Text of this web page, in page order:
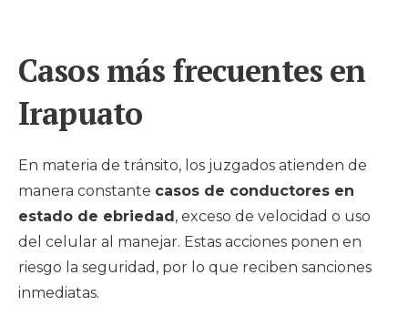
Casos más frecuentes en
Irapuato
En materia de tránsito, los juzgados atienden de
manera constante casos de conductores en
estado de ebriedad, exceso de velocidad o uso
del celular al manejar. Estas acciones ponen en
riesgo la seguridad, por lo que reciben sanciones
inmediatas.